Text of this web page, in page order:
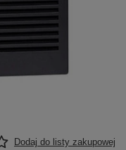
Dodaj do listy zakupowej